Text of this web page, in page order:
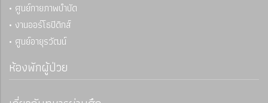
• ศูนย์กายภาพบำบัด
• งานออร์โธปิดิกส์
• ศูนย์อายุรวัฒน์
ห้องพักผู้ป่วย